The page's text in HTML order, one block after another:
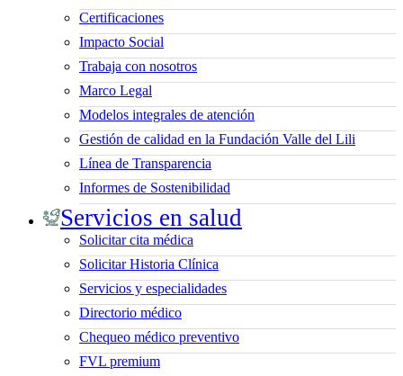
Certificaciones
Impacto Social
Trabaja con nosotros
Marco Legal
Modelos integrales de atención
Gestión de calidad en la Fundación Valle del Lili
Línea de Transparencia
Informes de Sostenibilidad
Servicios en salud
Solicitar cita médica
Solicitar Historia Clínica
Servicios y especialidades
Directorio médico
Chequeo médico preventivo
FVL premium